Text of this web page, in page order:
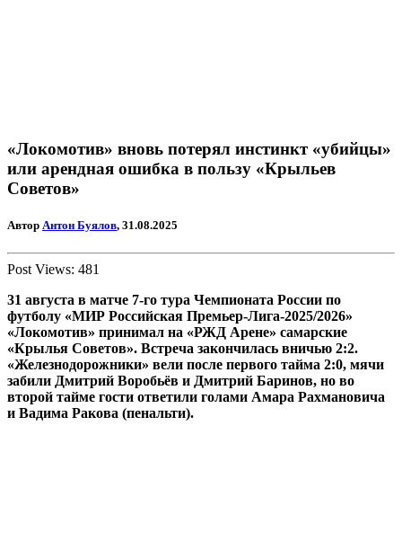
«Локомотив» вновь потерял инстинкт «убийцы»
или арендная ошибка в пользу «Крыльев
Советов»
Автор Антон Буялов, 31.08.2025
Post Views: 481
31 августа в матче 7-го тура Чемпионата России по
футболу «МИР Российская Премьер-Лига-2025/2026»
«Локомотив» принимал на «РЖД Арене» самарские
«Крылья Советов». Встреча закончилась вничью 2:2.
«Железнодорожники» вели после первого тайма 2:0, мячи
забили Дмитрий Воробьёв и Дмитрий Баринов, но во
второй тайме гости ответили голами Амара Рахмановича
и Вадима Ракова (пенальти).